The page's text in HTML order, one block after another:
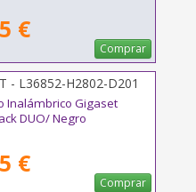
€
Comprar
- L36852-H2802-D201
Inalámbrico Gigaset
DUO/ Negro
€
Comprar